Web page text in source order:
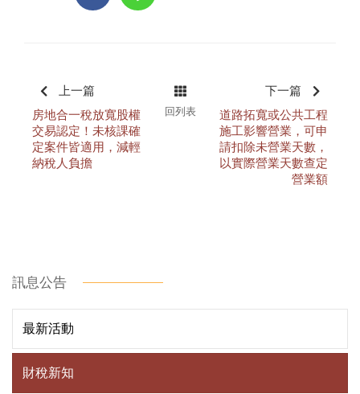
上一篇
房地合一稅放寬股權
交易認定！未核課確
定案件皆適用，減輕
納稅人負擔
回列表
下一篇
道路拓寬或公共工程
施工影響營業，可申
請扣除未營業天數，
以實際營業天數查定
營業額
訊息公告
最新活動
財稅新知